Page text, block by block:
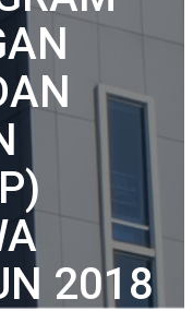
2018